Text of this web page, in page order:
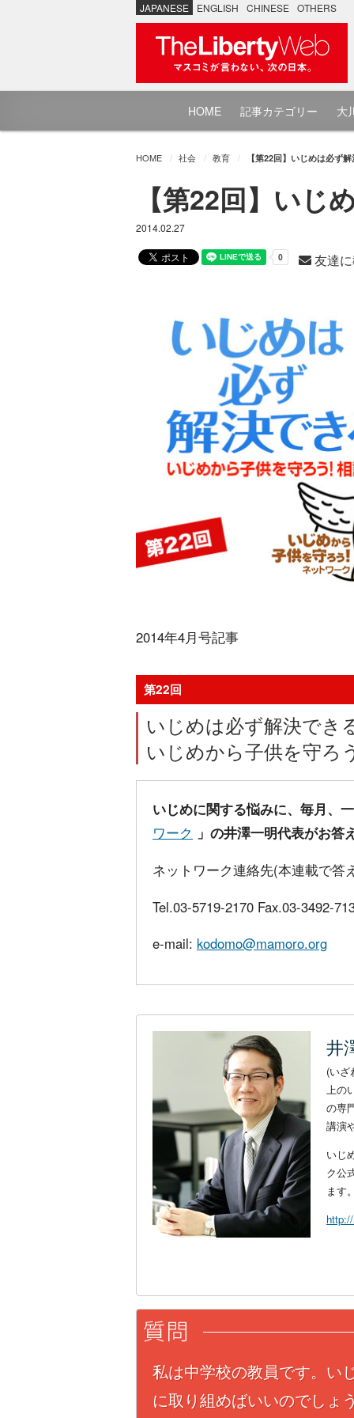
JAPANESE ENGLISH CHINESE OTHERS
HOME 記事カテゴリー 大
HOME 社会 教育 【第22回】いじめは必ず
【第22回】いじ
2014.02.27
友達
2014年4月号記事
第22回
いじめは必ず解決でき
いじめから子供を守ろ
いじめに関する悩みに、毎月、
ワーク 」の井澤一明代表がお答
ネットワーク連絡先(本連載で答
Tel.03-5719-2170 Fax.03-3492-
e-mail: kodomo@mamoro.org
井
(いざ
上の
の専
講演
いじ
ク公
ます
私は中学校の教員です。い
に取り組めばいいのでしょ